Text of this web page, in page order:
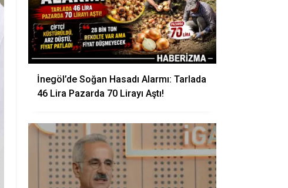
İnegöl’de Soğan Hasadı Alarmı: Tarlada
46 Lira Pazarda 70 Lirayı Aştı!